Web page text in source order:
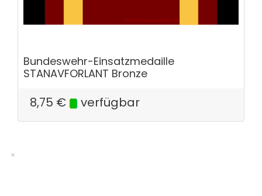
Bundeswehr-Einsatzmedaille
STANAVFORLANT Bronze
8,75 € verfügbar